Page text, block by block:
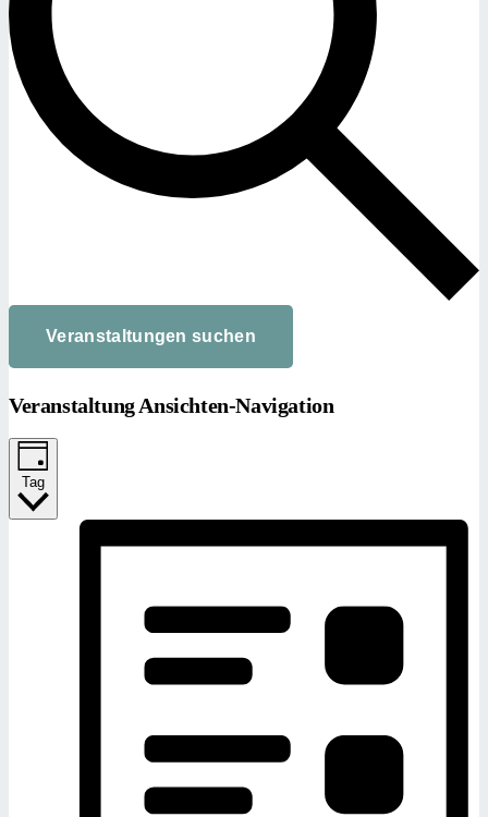
Veranstaltungen suchen
Veranstaltung Ansichten-Navigation
Tag